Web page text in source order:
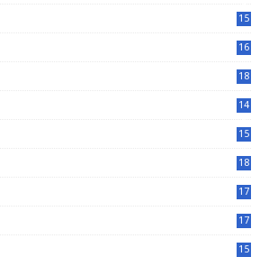
15
16
18
14
15
18
17
17
15